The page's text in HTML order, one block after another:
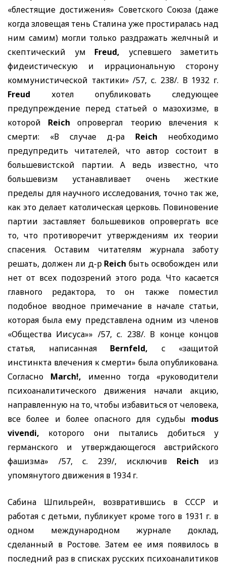
«блестящие достижения» Советского Союза (даже
когда зловещая тень Сталина уже простиралась над
ним самим) могли только раздражать желчный и
скептический ум Freud, успевшего заметить
фидеистическую и иррациональную сторону
коммунистической тактики» /57, с. 238/. В 1932 г.
Freud хотел опубликовать следующее
предупреждение перед статьей о мазохизме, в
которой Reichопровергал теорию влечения к
смерти: «В случае д-ра Reich необходимо
предупредить читателей, что автор состоит в
большевистской партии. А ведь известно, что
большевизм устанавливает очень жесткие
пределы для научного исследования, точно так же,
как это делает католическая церковь. Повиновение
партии заставляет большевиков опровергать все
то, что противоречит утверждениям их теории
спасения. Оставим читателям журнала заботу
решать, должен ли д-р Reichбыть освобожден или
нет от всех подозрений этого рода. Что касается
главного редактора, то он также поместил
подобное вводное примечание в начале статьи,
которая была ему представлена одним из членов
«Общества Иисуса»» /57, с. 238/. В конце концов
статья, написанная Bernfeld, с «защитой
инстинкта влечения к смерти» была опубликована.
Согласно March!, именно тогда «руководители
психоаналитического движения начали акцию,
направленную на то, чтобы избавиться от человека,
все более и более опасного для судьбы modus
vivendi, которого они пытались добиться у
германского и утверждающегося австрийского
фашизма» /57, с. 239/, исключив Reich из
упомянутого движения в 1934 г.
Сабина Шпильрейн, возвратившись в СССР и
работая с детьми, публикует кроме того в 1931 г. в
одном международном журнале доклад,
сделанный в Ростове. Затем ее имя появилось в
последний раз в списках русских психоаналитиков